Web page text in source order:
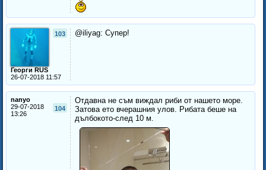
103
Георги RUS
26-07-2018 11:57
@iliyag: Супер!
nanyo
104
29-07-2018
13:26
Отдавна не съм виждал риби от нашето море.
Затова ето вчерашния улов. Рибата беше на
дълбокото-след 10 м.